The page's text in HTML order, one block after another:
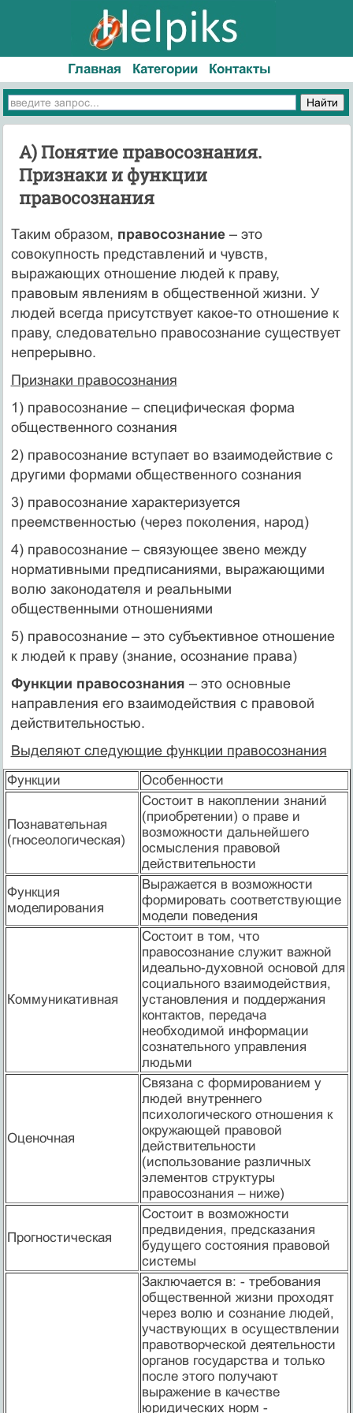
Главная Категории Контакты
А) Понятие правосознания.
Признаки и функции
правосознания
Таким образом, правосознание– это
совокупность представлений и чувств,
выражающих отношение людей к праву,
правовым явлениям в общественной жизни. У
людей всегда присутствует какое-то отношение к
праву, следовательно правосознание существует
непрерывно.
Признаки правосознания
1) правосознание – специфическая форма
общественного сознания
2) правосознание вступает во взаимодействие с
другими формами общественного сознания
3) правосознание характеризуется
преемственностью (через поколения, народ)
4) правосознание – связующее звено между
нормативными предписаниями, выражающими
волю законодателя и реальными
общественными отношениями
5) правосознание – это субъективное отношение
к людей к праву (знание, осознание права)
Функции правосознания – это основные
направления его взаимодействия с правовой
действительностью.
Выделяют следующие функции правосознания
Функции Особенности
Познавательная
(гносеологическая)
Состоит в накоплении знаний
(приобретении) о праве и
возможности дальнейшего
осмысления правовой
действительности
Функция
моделирования
Выражается в возможности
формировать соответствующие
модели поведения
Коммуникативная
Состоит в том, что
правосознание служит важной
идеально-духовной основой для
социального взаимодействия,
установления и поддержания
контактов, передача
необходимой информации
сознательного управления
людьми
Оценочная
Связана с формированием у
людей внутреннего
психологического отношения к
окружающей правовой
действительности
(использование различных
элементов структуры
правосознания – ниже)
Прогностическая
Состоит в возможности
предвидения, предсказания
будущего состояния правовой
системы
Заключается в: - требования
общественной жизни проходят
через волю и сознание людей,
участвующих в осуществлении
правотворческой деятельности
органов государства и только
после этого получают
выражение в качестве
юридических норм -